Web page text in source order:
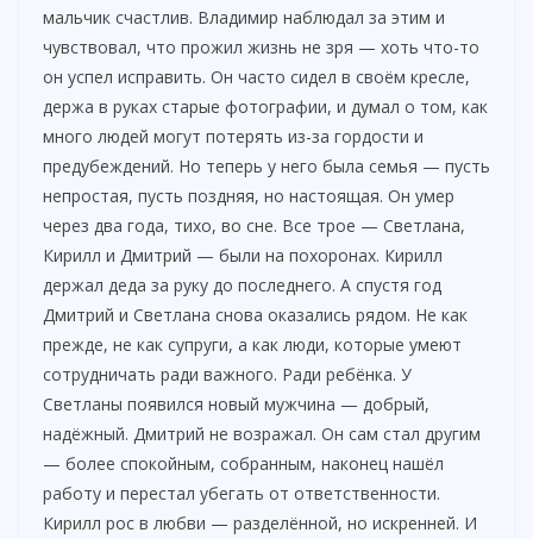
мальчик счастлив. Владимир наблюдал за этим и
чувствовал, что прожил жизнь не зря — хоть что-то
он успел исправить. Он часто сидел в своём кресле,
держа в руках старые фотографии, и думал о том, как
много людей могут потерять из-за гордости и
предубеждений. Но теперь у него была семья — пусть
непростая, пусть поздняя, но настоящая. Он умер
через два года, тихо, во сне. Все трое — Светлана,
Кирилл и Дмитрий — были на похоронах. Кирилл
держал деда за руку до последнего. А спустя год
Дмитрий и Светлана снова оказались рядом. Не как
прежде, не как супруги, а как люди, которые умеют
сотрудничать ради важного. Ради ребёнка. У
Светланы появился новый мужчина — добрый,
надёжный. Дмитрий не возражал. Он сам стал другим
— более спокойным, собранным, наконец нашёл
работу и перестал убегать от ответственности.
Кирилл рос в любви — разделённой, но искренней. И